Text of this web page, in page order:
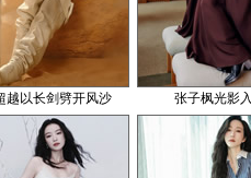
越以长剑劈开风沙 张子枫光影